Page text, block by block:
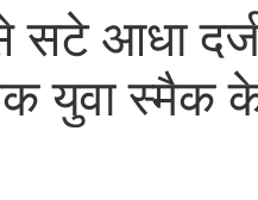
आधा
युवा स्मैक